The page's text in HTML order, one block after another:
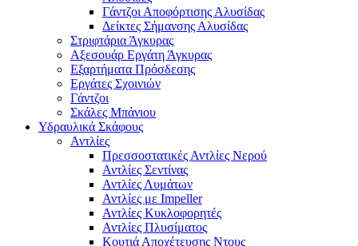
Γάντζοι Αποφόρτισης Αλυσίδας
Δείκτες Σήμανσης Αλυσίδας
Στριφτάρια Άγκυρας
Αξεσουάρ Εργάτη Άγκυρας
Εξαρτήματα Πρόσδεσης
Εργάτες Σχοινιών
Γάντζοι
Σκάλες Μπάνιου
Υδραυλικά Σκάφους
Αντλίες
Πρεσσοστατικές Αντλίες Νερού
Αντλίες Σεντίνας
Αντλίες Λυμάτων
Αντλίες με Impeller
Αντλίες Κυκλοφορητές
Αντλίες Πλυσίματος
Κουτιά Αποχέτευσης Ντους